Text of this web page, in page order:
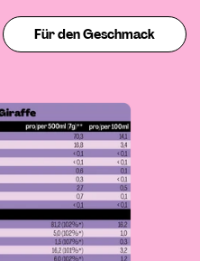
Für den Geschmack